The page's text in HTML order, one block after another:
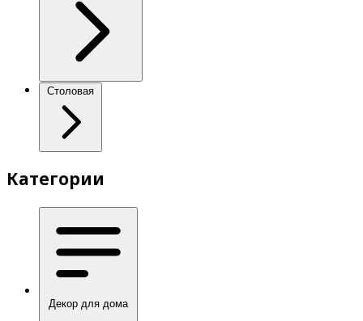
Столовая
Категории
Декор для дома